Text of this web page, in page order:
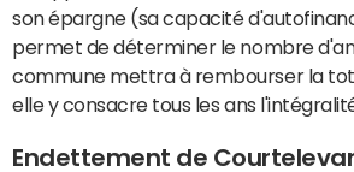
son épargne (sa capacité
permet de déterminer le nombre
commune mettra à rembourser la
elle y consacre tous les ans
Endettement de